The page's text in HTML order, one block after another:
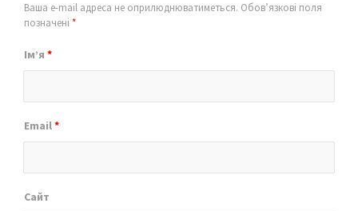
Ваша e-mail адреса не оприлюднюватиметься. Обов’язкові поля
позначені *
Ім’я *
Email*
Сайт